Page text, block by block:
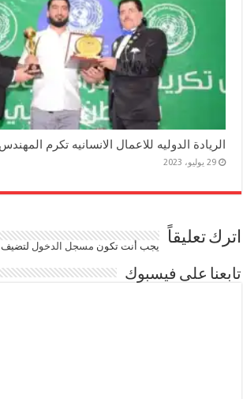
الريادة الدوليه للاعمال الانسانيه تكرم
29 يوليو، 2023
اترك تعليقاً يجب أنت تكون مسجل الدخوللتضيف
تابعنا على فيسبوك